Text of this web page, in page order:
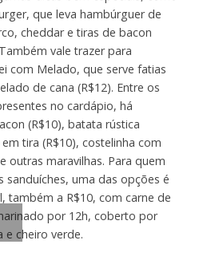
que leva hambúrguer de
cheddar e tiras de bacon
vale trazer para
com Melado, que serve fatias
de cana (R$12). Entre os
no cardápio, há
(R$10), batata rústica
tira (R$10), costelinha com
outras maravilhas. Para quem
sanduíches, uma das opções é
também a R$10, com carne de
por 12h, coberto por
e cheiro verde.